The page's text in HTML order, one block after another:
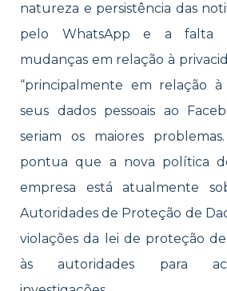
natureza e persistência das
pelo WhatsApp e a falta
mudanças em relação à
“principalmente em relação
seus dados pessoais ao
seriam os maiores
pontua que a nova política
empresa está atualmente
Autoridades de Proteção de
violações da lei de proteção
às autoridades para